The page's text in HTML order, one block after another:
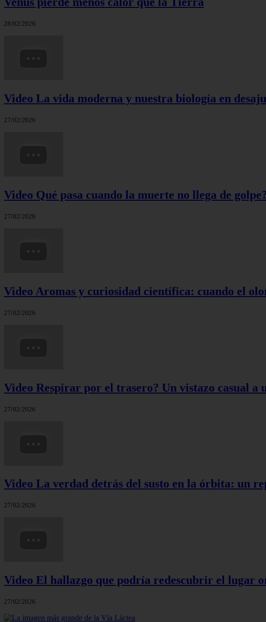
28/02/2026
Video La vida moderna y nuestra biología en
27/02/2026
Video Qué pasa cuando la muerte no llega de
27/02/2026
Video Aromas y curiosidad científica: cuando el
27/02/2026
Video Respirar por el trasero? Un vistazo casual a
27/02/2026
Video La verdad detrás del susto en la órbita: un
27/02/2026
Video El hallazgo que podría redescubrir el lugar
27/02/2026